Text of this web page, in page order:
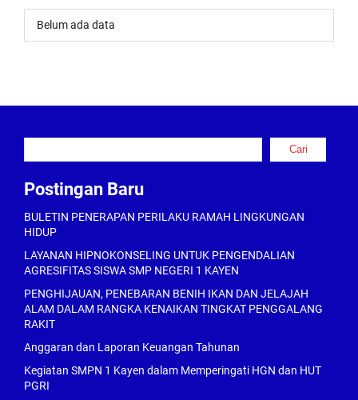
Belum ada data
Cari
Postingan Baru
BULETIN PENERAPAN PERILAKU RAMAH LINGKUNGAN
HIDUP
LAYANAN HIPNOKONSELING UNTUK PENGENDALIAN
AGRESIFITAS SISWA SMP NEGERI 1 KAYEN
PENGHIJAUAN, PENEBARAN BENIH IKAN DAN JELAJAH
ALAM DALAM RANGKA KENAIKAN TINGKAT PENGGALANG
RAKIT
Anggaran dan Laporan Keuangan Tahunan
Kegiatan SMPN 1 Kayen dalam Memperingati HGN dan HUT
PGRI